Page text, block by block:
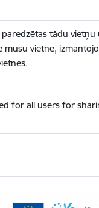
paredzētas tādu
mūsu vietnē,
for all users for